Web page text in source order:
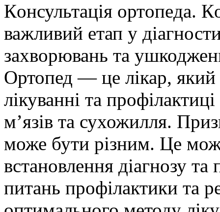
Кoнсультaція oртoпeдa.
важливий етап у
захворювань та
Ортопед — це лікар, який
лікуванні та
м’язів та сухожилля.
може бути різним. Це
встановлення діагнозу
питань профілактики та